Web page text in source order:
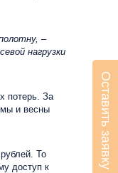
–
нагрузки
потерь. За
и весны
То
доступ к
Оставить заявку